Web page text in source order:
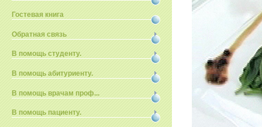
Гостевая книга
Обратная связь
В помощь студенту.
В помощь абитуриенту.
В помощь врачам проф...
В помощь пациенту.